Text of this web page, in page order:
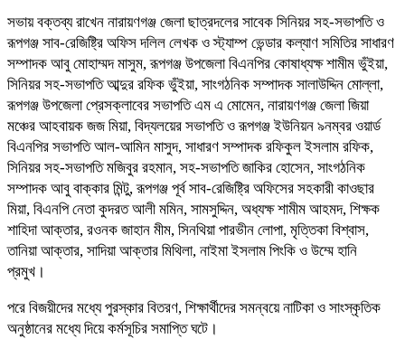
সভায় বক্তব্য রাখেন নারায়ণগঞ্জ জেলা ছাত্রদলের সাবেক সিনিয়র সহ-সভাপতি ও
রূপগঞ্জ সাব-রেজিষ্ট্রি অফিস দলিল লেখক ও স্ট্যাম্প ভেন্ডার কল্যাণ সমিতির সাধারণ
সম্পাদক আবু মোহাম্মদ মাসুম, রূপগঞ্জ উপজেলা বিএনপির কোষাধ্যক্ষ শামীম ভুঁইয়া,
সিনিয়র সহ-সভাপতি আব্দুর রফিক ভুঁইয়া, সাংগঠনিক সম্পাদক সালাউদ্দিন মোল্লা,
রূপগঞ্জ উপজেলা প্রেসক্লাবের সভাপতি এম এ মোমেন, নারায়ণগঞ্জ জেলা জিয়া
মঞ্চের আহবায়ক জজ মিয়া, বিদ্যলয়ের সভাপতি ও রূপগঞ্জ ইউনিয়ন ৯নম্বর ওয়ার্ড
বিএনপির সভাপতি আল-আমিন মাসুদ, সাধারণ সম্পাদক রফিকুল ইসলাম রফিক,
সিনিয়র সহ-সভাপতি মজিবুর রহমান, সহ-সভাপতি জাকির হোসেন, সাংগঠনিক
সম্পাদক আবু বাক্কার মিন্টু, রূপগঞ্জ পূর্ব সাব-রেজিষ্ট্রি অফিসের সহকারী কাওছার
মিয়া, বিএনপি নেতা কুদরত আলী মমিন, সামসুদ্দিন, অধ্যক্ষ শামীম আহমদ, শিক্ষক
শাহিদা আক্তার, রওনক জাহান মীম, সিনথিয়া পারভীন লোপা, মৃত্তিকা বিশ্বাস,
তানিয়া আক্তার, সাদিয়া আক্তার মিথিলা, নাইমা ইসলাম পিংকি ও উম্মে হানি
প্রমুখ।
পরে বিজয়ীদের মধ্যে পুরস্কার বিতরণ, শিক্ষার্থীদের সমন্বয়ে নাটিকা ও সাংস্কৃতিক
অনুষ্ঠানের মধ্যে দিয়ে কর্মসূচির সমাপ্তি ঘটে।